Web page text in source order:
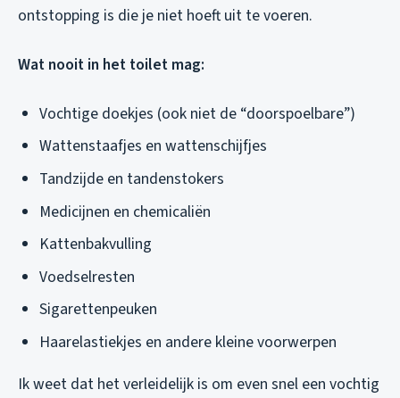
ontstopping is die je niet hoeft uit te voeren.
Wat nooit in het toilet mag:
Vochtige doekjes (ook niet de “doorspoelbare”)
Wattenstaafjes en wattenschijfjes
Tandzijde en tandenstokers
Medicijnen en chemicaliën
Kattenbakvulling
Voedselresten
Sigarettenpeuken
Haarelastiekjes en andere kleine voorwerpen
Ik weet dat het verleidelijk is om even snel een vochtig